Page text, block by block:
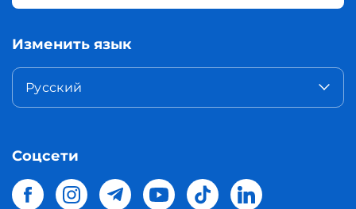
Изменить язык
Русский
Соцсети